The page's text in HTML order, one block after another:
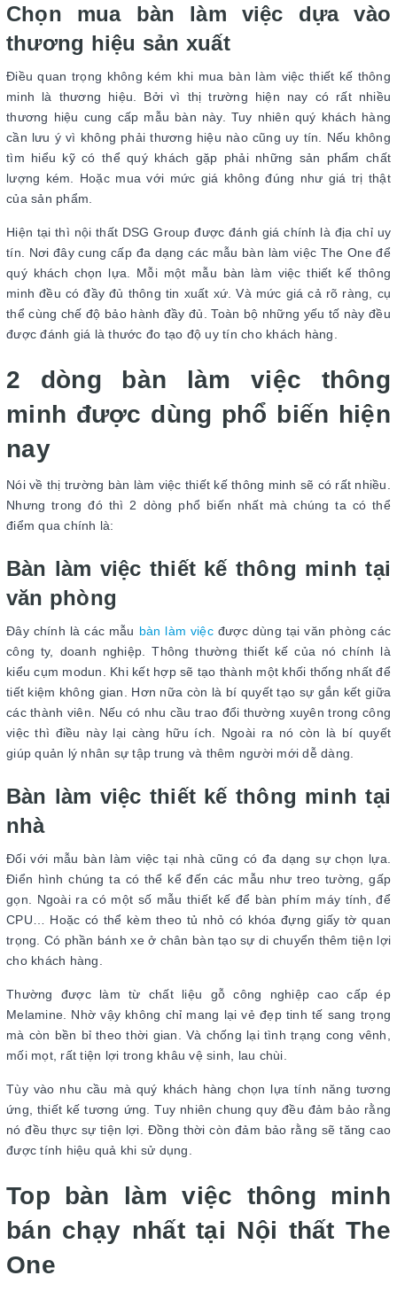
Chọn mua bàn làm việc dựa vào
thương hiệu sản xuất
Điều quan trọng không kém khi mua bàn làm việc thiết kế thông
minh là thương hiệu. Bởi vì thị trường hiện nay có rất nhiều
thương hiệu cung cấp mẫu bàn này. Tuy nhiên quý khách hàng
cần lưu ý vì không phải thương hiệu nào cũng uy tín. Nếu không
tìm hiểu kỹ có thể quý khách gặp phải những sản phẩm chất
lượng kém. Hoặc mua với mức giá không đúng như giá trị thật
của sản phẩm.
Hiện tại thì nội thất DSG Group được đánh giá chính là địa chỉ uy
tín. Nơi đây cung cấp đa dạng các mẫu bàn làm việc The One để
quý khách chọn lựa. Mỗi một mẫu bàn làm việc thiết kế thông
minh đều có đầy đủ thông tin xuất xứ. Và mức giá cả rõ ràng, cụ
thể cùng chế độ bảo hành đầy đủ. Toàn bộ những yếu tố này đều
được đánh giá là thước đo tạo độ uy tín cho khách hàng.
2 dòng bàn làm việc thông
minh được dùng phổ biến hiện
nay
Nói về thị trường bàn làm việc thiết kế thông minh sẽ có rất nhiều.
Nhưng trong đó thì 2 dòng phổ biến nhất mà chúng ta có thể
điểm qua chính là:
Bàn làm việc thiết kế thông minh tại
văn phòng
Đây chính là các mẫu bàn làm việcđược dùng tại văn phòng các
công ty, doanh nghiệp. Thông thường thiết kế của nó chính là
kiểu cụm modun. Khi kết hợp sẽ tạo thành một khối thống nhất để
tiết kiệm không gian. Hơn nữa còn là bí quyết tạo sự gắn kết giữa
các thành viên. Nếu có nhu cầu trao đổi thường xuyên trong công
việc thì điều này lại càng hữu ích. Ngoài ra nó còn là bí quyết
giúp quản lý nhân sự tập trung và thêm người mới dễ dàng.
Bàn làm việc thiết kế thông minh tại
nhà
Đối với mẫu bàn làm việc tại nhà cũng có đa dạng sự chọn lựa.
Điển hình chúng ta có thể kể đến các mẫu như treo tường, gấp
gọn. Ngoài ra có một số mẫu thiết kế để bàn phím máy tính, để
CPU… Hoặc có thể kèm theo tủ nhỏ có khóa đựng giấy tờ quan
trọng. Có phần bánh xe ở chân bàn tạo sự di chuyển thêm tiện lợi
cho khách hàng.
Thường được làm từ chất liệu gỗ công nghiệp cao cấp ép
Melamine. Nhờ vậy không chỉ mang lại vẻ đẹp tinh tế sang trọng
mà còn bền bỉ theo thời gian. Và chống lại tình trạng cong vênh,
mối mọt, rất tiện lợi trong khâu vệ sinh, lau chùi.
Tùy vào nhu cầu mà quý khách hàng chọn lựa tính năng tương
ứng, thiết kế tương ứng. Tuy nhiên chung quy đều đảm bảo rằng
nó đều thực sự tiện lợi. Đồng thời còn đảm bảo rằng sẽ tăng cao
được tính hiệu quả khi sử dụng.
Top bàn làm việc thông minh
bán chạy nhất tại Nội thất The
One